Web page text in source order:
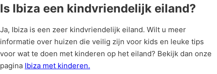
Is Ibiza een kindvriendelijk eiland?
Ja, Ibiza is een zeer kindvriendelijk eiland. Wilt u meer
informatie over huizen die veilig zijn voor kids en leuke tips
voor wat te doen met kinderen op het eiland? Bekijk dan onze
pagina Ibiza met kinderen.